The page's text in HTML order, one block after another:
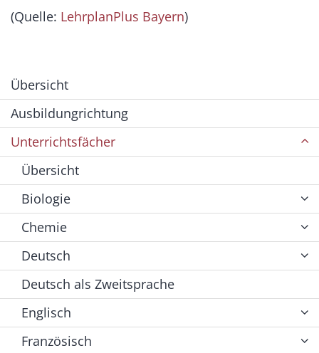
(Quelle: LehrplanPlus Bayern)
Übersicht
Ausbildungrichtung
Unterrichtsfächer
Übersicht
Biologie
Chemie
Deutsch
Deutsch als Zweitsprache
Englisch
Französisch